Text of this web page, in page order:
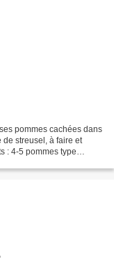
pommes cachées dans
de streusel, à faire et
: 4-5 pommes type